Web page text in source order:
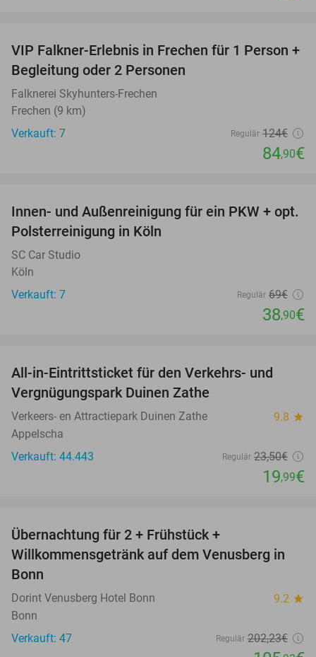
32%
VIP Falkner-Erlebnis in Frechen für 1 Person +
Begleitung oder 2 Personen
Falknerei Skyhunters-Frechen
Frechen (9 km)
Verkauft: 7
Regulär 124€
84,90€
44%
Innen- und Außenreinigung für ein PKW + opt.
Polsterreinigung in Köln
SC Car Studio
Köln
Verkauft: 7
Regulär 69€
38,90€
All-in-Eintrittsticket für den Verkehrs- und
Vergnügungspark Duinen Zathe
Verkeers- en Attractiepark Duinen Zathe 9.8 star
Appelscha
Verkauft: 44.443
Regulär 23,50€
19,99€
Übernachtung für 2 + Frühstück +
Willkommensgetränk auf dem Venusberg in
Bonn
Dorint Venusberg Hotel Bonn 9.2 star
Bonn
Verkauft: 47
Regulär 202,23€